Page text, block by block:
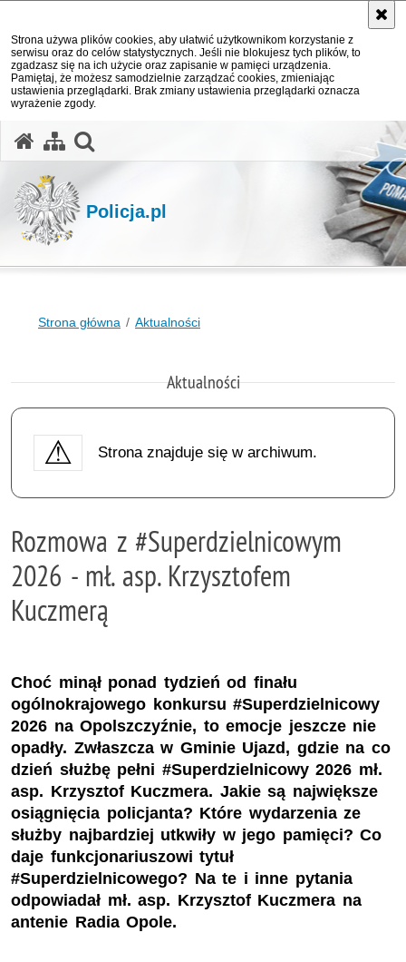
Strona używa plików cookies, aby ułatwić użytkownikom korzystanie z
serwisu oraz do celów statystycznych. Jeśli nie blokujesz tych plików, to
zgadzasz się na ich użycie oraz zapisanie w pamięci urządzenia.
Pamiętaj, że możesz samodzielnie zarządzać cookies, zmieniając
ustawienia przeglądarki. Brak zmiany ustawienia przeglądarki oznacza
wyrażenie zgody.
Policja.pl
Strona główna Aktualności
Aktualności
Strona znajduje się w archiwum.
Rozmowa z #Superdzielnicowym
2026 - mł. asp. Krzysztofem
Kuczmerą
Choć minął ponad tydzień od finału
ogólnokrajowego konkursu #Superdzielnicowy
2026 na Opolszczyźnie, to emocje jeszcze nie
opadły. Zwłaszcza w Gminie Ujazd, gdzie na co
dzień służbę pełni #Superdzielnicowy 2026 mł.
asp. Krzysztof Kuczmera. Jakie są największe
osiągnięcia policjanta? Które wydarzenia ze
służby najbardziej utkwiły w jego pamięci? Co
daje funkcjonariuszowi tytuł
#Superdzielnicowego? Na te i inne pytania
odpowiadał mł. asp. Krzysztof Kuczmera na
antenie Radia Opole.